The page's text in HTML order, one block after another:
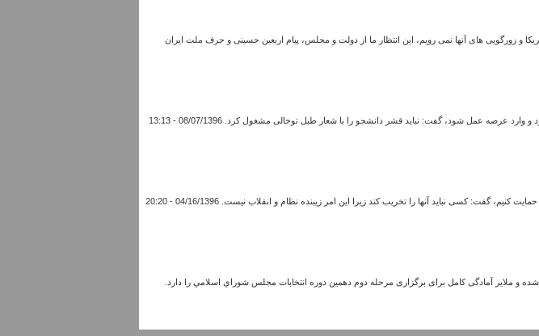
و زورگویی های آنها نمی رویم، این انتظار ما از دولت و مجلس، پیام اربعین حسینی و حرف ملت ایران
عرصه عمل شود، گفت: نباید قشر دانشجو را با شعار طبل تو‌خالی مشغول کرد. 08/07/1396 - 13:13
گفت:‌ کسی نباید آنها را تخریب کند زیرا این امر زیبنده نظام و انقلاب نیست. 04/16/1396 - 20:20
و ملایر آمادگی کامل برای برگزاری مرحله دوم دهمين دوره انتخابات مجلس شوراي اسلامي را دارد.